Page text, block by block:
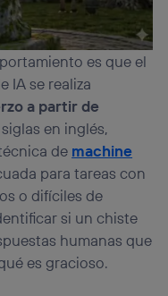
es que el
IA se realiza
a partir de
en inglés,
de machine
para tareas con
o difíciles de
si un chiste
humanas que
es gracioso.